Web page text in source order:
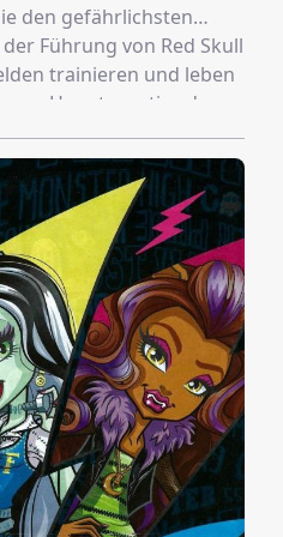
den gefährlichsten
Führung von Red Skull
trainieren und leben
Hauptquartier, dem
Doom versucht, Asgard zu
von Atlantis in New
seine Vampir-Horden
können nur
– auch wenn
nicht immer